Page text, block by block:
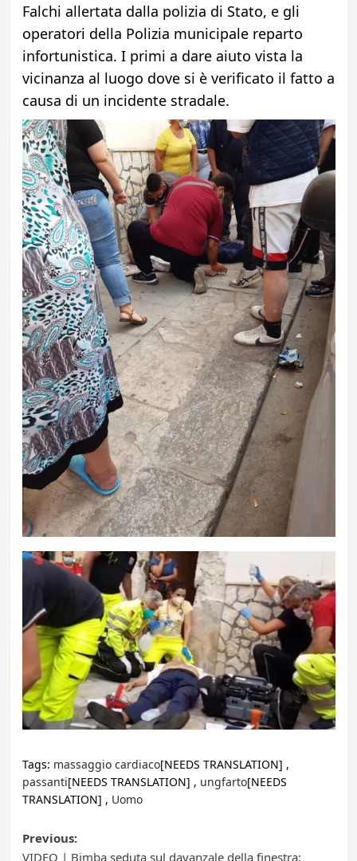
Falchi allertata dalla polizia di Stato, e gli
operatori della Polizia municipale reparto
infortunistica. I primi a dare aiuto vista la
vicinanza al luogo dove si è verificato il fatto a
causa di un incidente stradale.
Tags: massaggio cardiaco[NEEDS TRANSLATION] ,
passanti[NEEDS TRANSLATION] , ungfarto[NEEDS
TRANSLATION] , Uomo
Post
Previous:
VIDEO | Bimba seduta sul davanzale della finestra: